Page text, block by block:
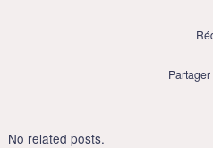
Partager
No related posts.